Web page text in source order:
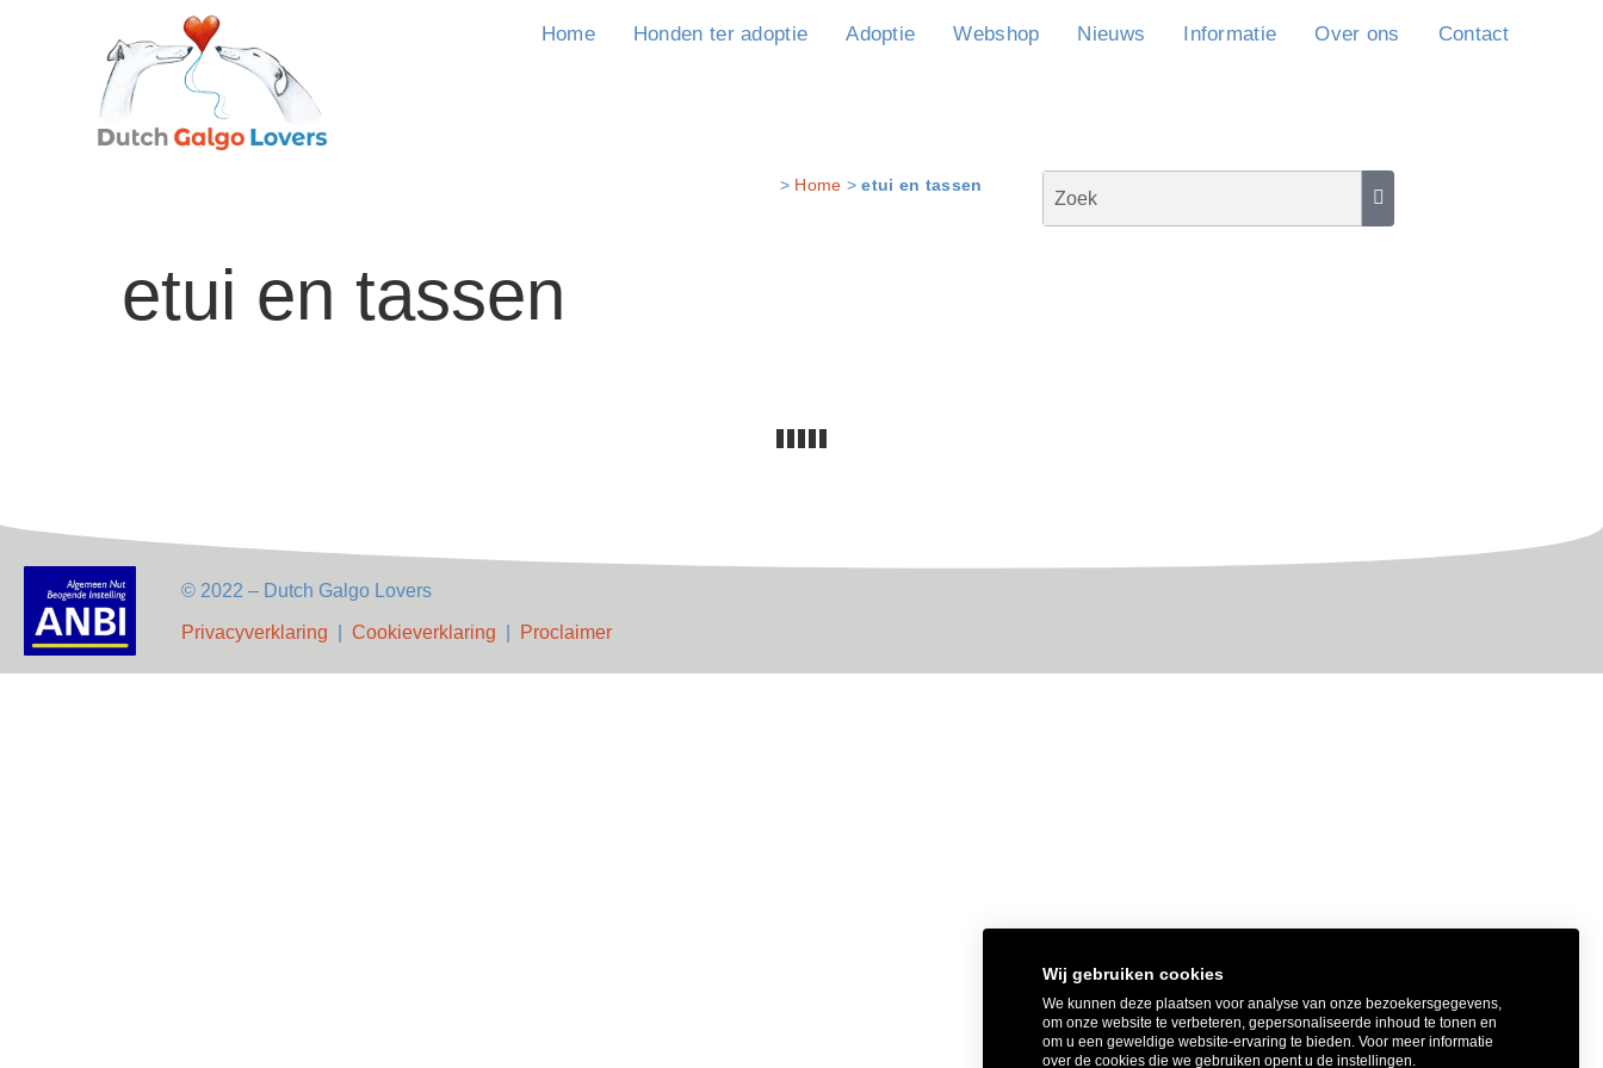
Home Honden ter adoptie Adoptie Webshop Nieuws Informatie Over ons Contact
> Home >etui en tassen
etui en tassen
© 2022 – Dutch Galgo Lovers
Privacyverklaring |Cookieverklaring Proclaimer
Wij gebruiken cookies
We kunnen deze plaatsen voor analyse van onze bezoekersgegevens,
om onze website te verbeteren, gepersonaliseerde inhoud te tonen en
om u een geweldige website-ervaring te bieden. Voor meer informatie
over de cookies die we gebruiken opent u de instellingen.